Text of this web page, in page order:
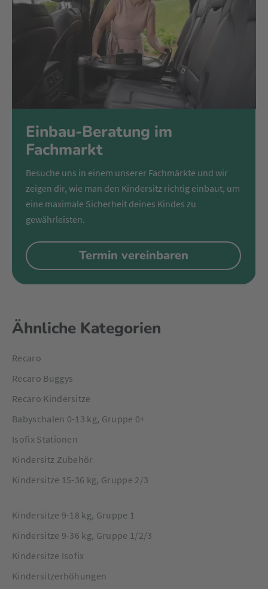
Einbau-Beratung im
Fachmarkt
Besuche uns in einem unserer Fachmärkte und wir
zeigen dir, wie man den Kindersitz richtig einbaut, um
eine maximale Sicherheit deines Kindes zu
gewährleisten.
Termin vereinbaren
Ähnliche Kategorien
Recaro
Recaro Buggys
Recaro Kindersitze
Babyschalen 0-13 kg, Gruppe 0+
Isofix Stationen
Kindersitz Zubehör
Kindersitze 15-36 kg, Gruppe 2/3
Kindersitze 9-18 kg, Gruppe 1
Kindersitze 9-36 kg, Gruppe 1/2/3
Kindersitze Isofix
Kindersitzerhöhungen